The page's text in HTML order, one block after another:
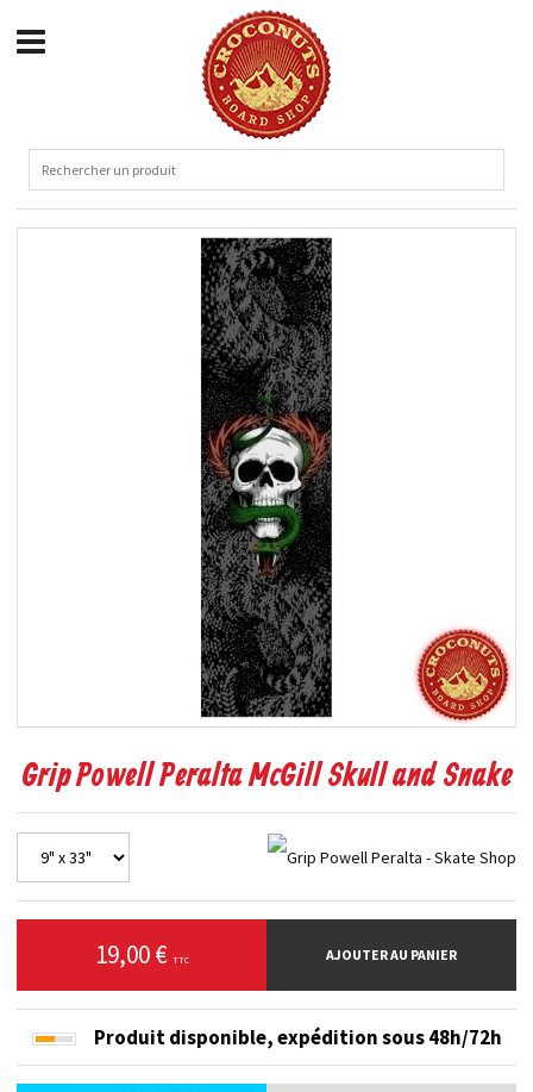
Grip Powell Peralta McGill Skull and Snake
19,00 € TTC AJOUTER AU PANIER
Produit disponible,expédition sous 48h/72h